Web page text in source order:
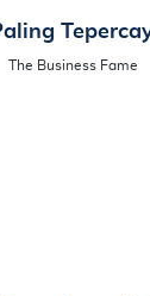
The Business Fame